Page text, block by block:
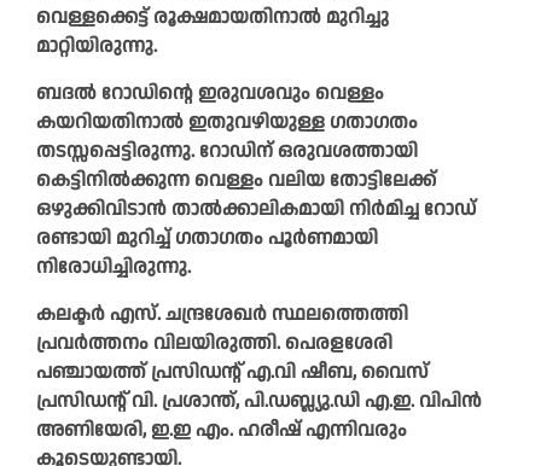
വെള്ളക്കെട്ട് രൂക്ഷമായതിനാൽ മുറിച്ചു
മാറ്റിയിരുന്നു.
ബദൽ റോഡിന്റെ ഇരുവശവും വെള്ളം
കയറിയതിനാൽ ഇതുവഴിയുള്ള ഗതാഗതം
തടസ്സപ്പെട്ടിരുന്നു. റോഡിന് ഒരുവശത്തായി
കെട്ടിനിൽക്കുന്ന വെള്ളം വലിയ തോട്ടിലേക്ക്
ഒഴുക്കിവിടാൻ താൽക്കാലികമായി നിർമിച്ച റോഡ്
രണ്ടായി മുറിച്ച് ഗതാഗതം പൂർണമായി
നിരോധിച്ചിരുന്നു.
കലക്ടർ എസ്‌. ചന്ദ്രശേഖർ സ്ഥലത്തെത്തി
പ്രവർത്തനം വിലയിരുത്തി. പെരളശേരി
പഞ്ചായത്ത് പ്രസിഡന്റ്‌ എ.വി ഷീബ, വൈസ്
പ്രസിഡന്റ്‌ വി. പ്രശാന്ത്, പി.ഡബ്ല്യു.ഡി എ.ഇ. വിപിൻ
അണിയേരി, ഇ.ഇ എം. ഹരീഷ് എന്നിവരും
കൂടെയുണ്ടായി.